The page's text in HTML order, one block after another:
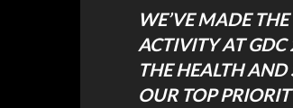
WE’VE MADE
ACTIVITY AT
THE HEALTH AND
OUR TOP